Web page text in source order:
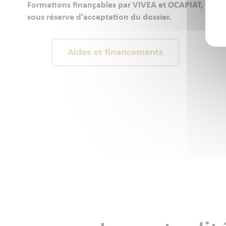
Formations finançables par VIVEA et OCAPIAT,
sous réserve d’acceptation du dossier.
Aides et financements